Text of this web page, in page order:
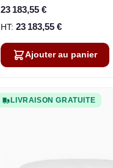
23 183,55 €
23 183,55 €
Ajouter au panier
LIVRAISON GRATUITE